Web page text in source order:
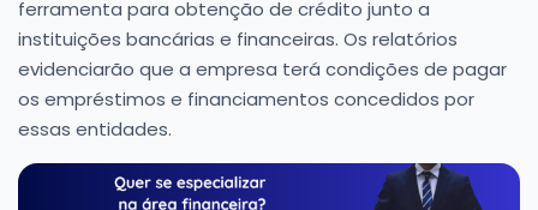
ferramenta para obtenção de crédito junto a
instituições bancárias e financeiras. Os relatórios
evidenciarão que a empresa terá condições de pagar
os empréstimos e financiamentos concedidos por
essas entidades.